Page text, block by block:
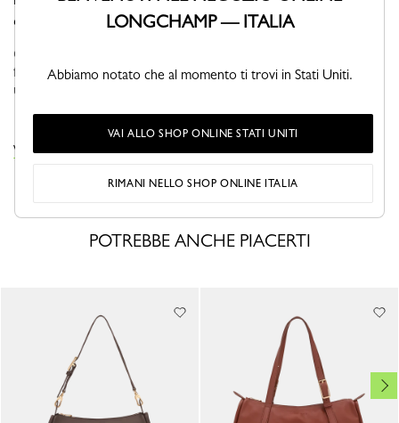
diverse opzioni di styling.
Questa nuova collezione introduce una silhouette elegante, dalla
forma slanciata realizzata in pelle morbida e flessibile. Ispirato a
una sella da equitazione, il design rettangolare ricurvo sfog...
VISUALIZZA LA COLLEZIONE LOOONG
POTREBBE ANCHE PIACERTI
LONGCHAMP — ITALIA
Abbiamo notato che al momento ti trovi in Stati Uniti.
VAI ALLO SHOP ONLINE STATI UNITI
RIMANI NELLO SHOP ONLINE ITALIA